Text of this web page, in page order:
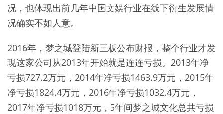
况，也体现出前几年中国文娱行业在线下衍生发展情
况确实不如人意。
2016年，梦之城登陆新三板公布财报，整个行业才发
现这家公司从2013年开始就是连连亏损。2013年净
亏损727.2万元，2014年净亏损1463.9万元，2015年
净亏损1824.4万元，2016年净亏损1032.4万元，
2017年净亏损1018万元，5年间梦之城文化总共亏损